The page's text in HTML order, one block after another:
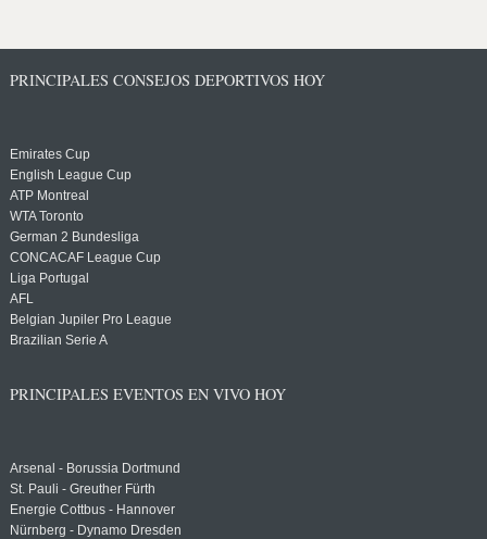
PRINCIPALES CONSEJOS DEPORTIVOS HOY
Emirates Cup
English League Cup
ATP Montreal
WTA Toronto
German 2 Bundesliga
CONCACAF League Cup
Liga Portugal
AFL
Belgian Jupiler Pro League
Brazilian Serie A
PRINCIPALES EVENTOS EN VIVO HOY
Arsenal - Borussia Dortmund
St. Pauli - Greuther Fürth
Energie Cottbus - Hannover
Nürnberg - Dynamo Dresden